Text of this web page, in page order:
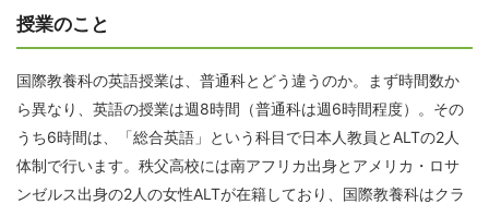
授業のこと
国際教養科の英語授業は、普通科とどう違うのか。まず時間数か
ら異なり、英語の授業は週8時間（普通科は週6時間程度）。その
うち6時間は、「総合英語」という科目で日本人教員とALTの2人
体制で行います。秩父高校には南アフリカ出身とアメリカ・ロサ
ンゼルス出身の2人の女性ALTが在籍しており、国際教養科はクラ